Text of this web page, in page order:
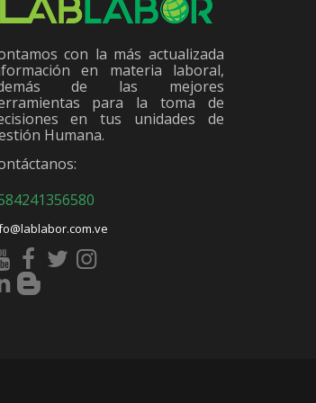
con la más actualizada
en materia laboral,
de las mejores
para la toma de
en tus unidades de
Humana.